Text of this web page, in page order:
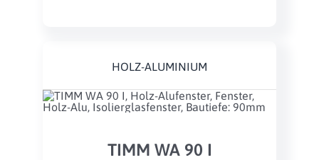
HOLZ-ALUMINIUM
TIMM WA 90 I